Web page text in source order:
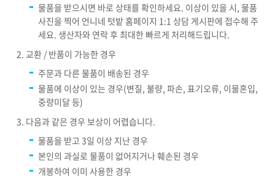
물품을 받으시면 바로 상태를 확인하세요. 이상이 있을 시, 물품
사진을 찍어 언니네 텃밭 홈페이지 1:1 상담 게시판에 접수해 주
세요. 생산자와 연락 후 최대한 빠르게 처리해드립니다.
교환 / 반품이 가능한 경우
주문과 다른 물품이 배송된 경우
물품에 이상이 있는 경우(변질, 불량, 파손, 표기오류, 이물혼입,
중량미달 등)
다음과 같은 경우 보상이 어렵습니다.
물품을 받고 3일 이상 지난 경우
본인의 과실로 물품이 없어지거나 훼손된 경우
개봉하여 이미 사용한 경우